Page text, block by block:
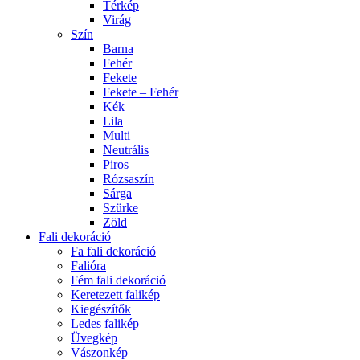
Térkép
Virág
Szín
Barna
Fehér
Fekete
Fekete – Fehér
Kék
Lila
Multi
Neutrális
Piros
Rózsaszín
Sárga
Szürke
Zöld
Fali dekoráció
Fa fali dekoráció
Falióra
Fém fali dekoráció
Keretezett falikép
Kiegészítők
Ledes falikép
Üvegkép
Vászonkép